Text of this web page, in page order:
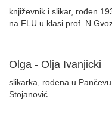
književnik i slikar, rođen
na FLU u klasi prof. N
Olga - Olja Ivanjicki
slikarka, rođena u
Stojanović.